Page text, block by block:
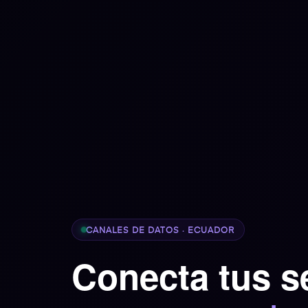
CANALES DE DATOS · ECUADOR
Conecta tus